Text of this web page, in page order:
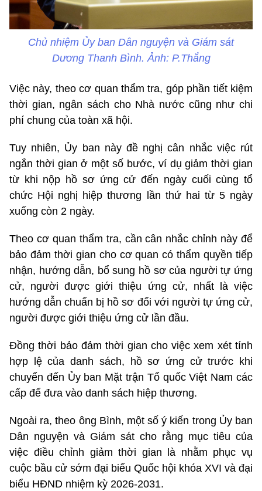
Chủ nhiệm Ủy ban Dân nguyện và Giám sát
Dương Thanh Bình. Ảnh: P.Thắng
Việc này, theo cơ quan thẩm tra, góp phần tiết kiệm
thời gian, ngân sách cho Nhà nước cũng như chi
phí chung của toàn xã hội.
Tuy nhiên, Ủy ban này đề nghị cân nhắc việc rút
ngắn thời gian ở một số bước, ví dụ giảm thời gian
từ khi nộp hồ sơ ứng cử đến ngày cuối cùng tổ
chức Hội nghị hiệp thương lần thứ hai từ 5 ngày
xuống còn 2 ngày.
Theo cơ quan thẩm tra, cần cân nhắc chỉnh này để
bảo đảm thời gian cho cơ quan có thẩm quyền tiếp
nhận, hướng dẫn, bổ sung hồ sơ của người tự ứng
cử, người được giới thiệu ứng cử, nhất là việc
hướng dẫn chuẩn bị hồ sơ đối với người tự ứng cử,
người được giới thiệu ứng cử lần đầu.
Đồng thời bảo đảm thời gian cho việc xem xét tính
hợp lệ của danh sách, hồ sơ ứng cử trước khi
chuyển đến Ủy ban Mặt trận Tổ quốc Việt Nam các
cấp để đưa vào danh sách hiệp thương.
Ngoài ra, theo ông Bình, một số ý kiến trong Ủy ban
Dân nguyện và Giám sát cho rằng mục tiêu của
việc điều chỉnh giảm thời gian là nhằm phục vụ
cuộc bầu cử sớm đại biểu Quốc hội khóa XVI và đại
biểu HĐND nhiệm kỳ 2026-2031.